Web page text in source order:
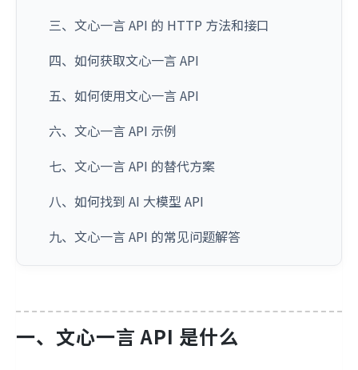
三、文心一言 API 的 HTTP 方法和接口
四、如何获取文心一言 API
五、如何使用文心一言 API
六、文心一言 API 示例
七、文心一言 API 的替代方案
八、如何找到 AI 大模型 API
九、文心一言 API 的常见问题解答
一、文心一言 API 是什么